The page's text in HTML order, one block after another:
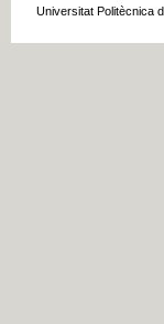
Universitat Politècnica